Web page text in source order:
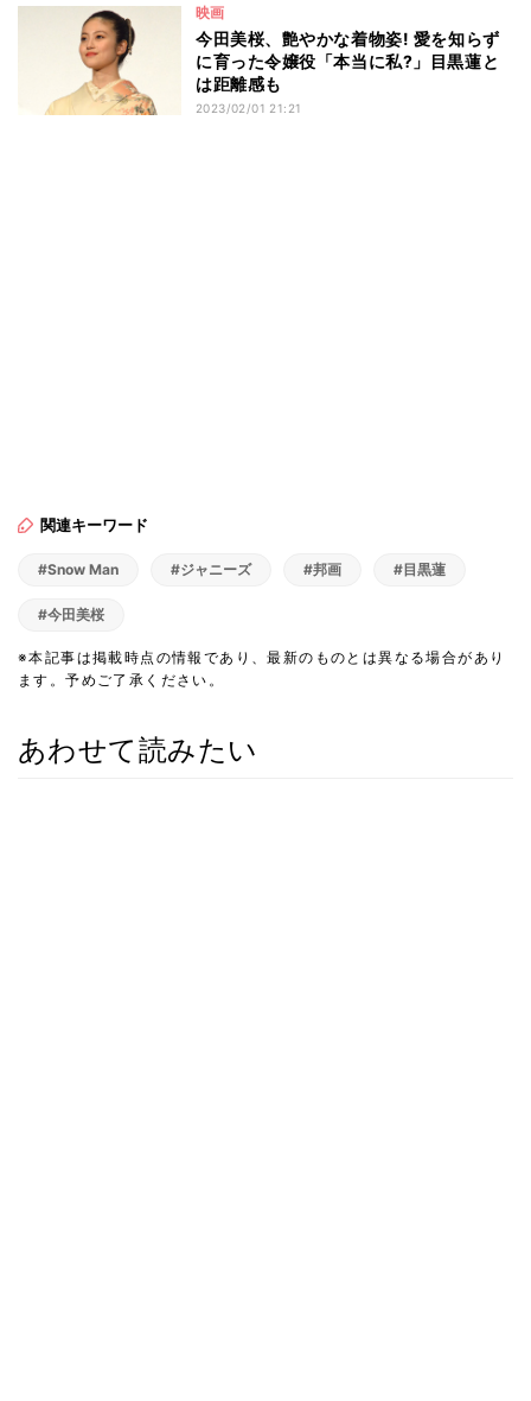
映画
今田美桜、艶やかな着物姿! 愛を知らず
に育った令嬢役「本当に私?」目黒蓮と
は距離感も
2023/02/01 21:21
関連キーワード
#Snow Man #ジャニーズ #邦画 #目黒蓮
#今田美桜
※本記事は掲載時点の情報であり、最新のものとは異なる場合があり
ます。予めご了承ください。
あわせて読みたい